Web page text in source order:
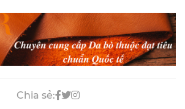
Chia sẻ: